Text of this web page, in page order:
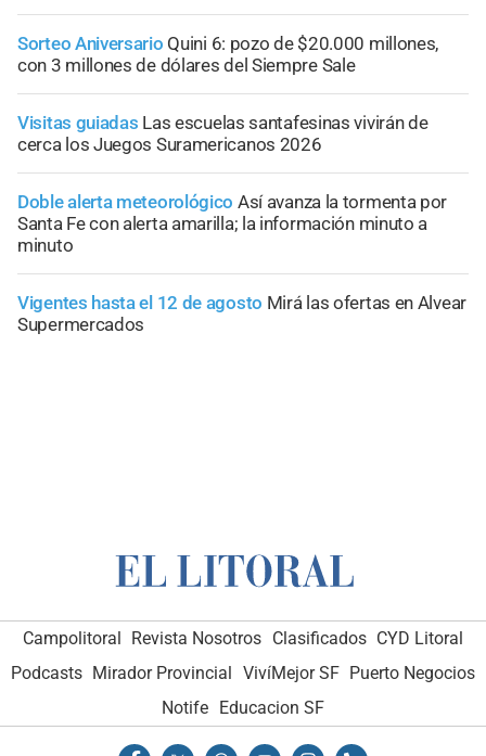
Sorteo Aniversario Quini 6: pozo de $20.000 millones,
con 3 millones de dólares del Siempre Sale
Visitas guiadas Las escuelas santafesinas vivirán de
cerca los Juegos Suramericanos 2026
Doble alerta meteorológico Así avanza la tormenta por
Santa Fe con alerta amarilla; la información minuto a
minuto
Vigentes hasta el 12 de agosto Mirá las ofertas en Alvear
Supermercados
Campolitoral Revista Nosotros Clasificados CYD Litoral
Podcasts Mirador Provincial VivíMejor SF Puerto Negocios
Notife
Educacion SF